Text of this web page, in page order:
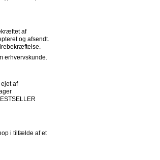
af
og afsendt.
erhvervskunde.
af
i tilfælde af et